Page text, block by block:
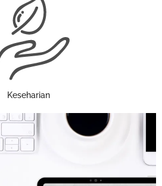
Keseharian